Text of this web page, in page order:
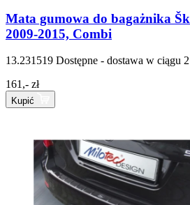
Mata gumowa do bagażnika
2009-2015, Combi
13.231519 Dostępne - dostawa w ciągu
161,- zł
Kupić